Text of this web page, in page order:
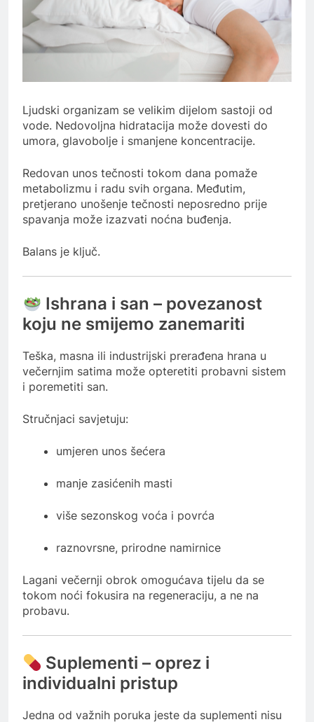
Ljudski organizam se velikim dijelom sastoji od
vode. Nedovoljna hidratacija može dovesti do
umora, glavobolje i smanjene koncentracije.
Redovan unos tečnosti tokom dana pomaže
metabolizmu i radu svih organa. Međutim,
pretjerano unošenje tečnosti neposredno prije
spavanja može izazvati noćna buđenja.
Balans je ključ.
Ishrana i san – povezanost
koju ne smijemo zanemariti
Teška, masna ili industrijski prerađena hrana u
večernjim satima može opteretiti probavni sistem
i poremetiti san.
Stručnjaci savjetuju:
umjeren unos šećera
manje zasićenih masti
više sezonskog voća i povrća
raznovrsne, prirodne namirnice
Lagani večernji obrok omogućava tijelu da se
tokom noći fokusira na regeneraciju, a ne na
probavu.
Suplementi – oprez i
individualni pristup
Jedna od važnih poruka jeste da suplementi nisu